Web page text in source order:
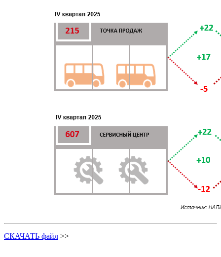
СКАЧАТЬ файл >>